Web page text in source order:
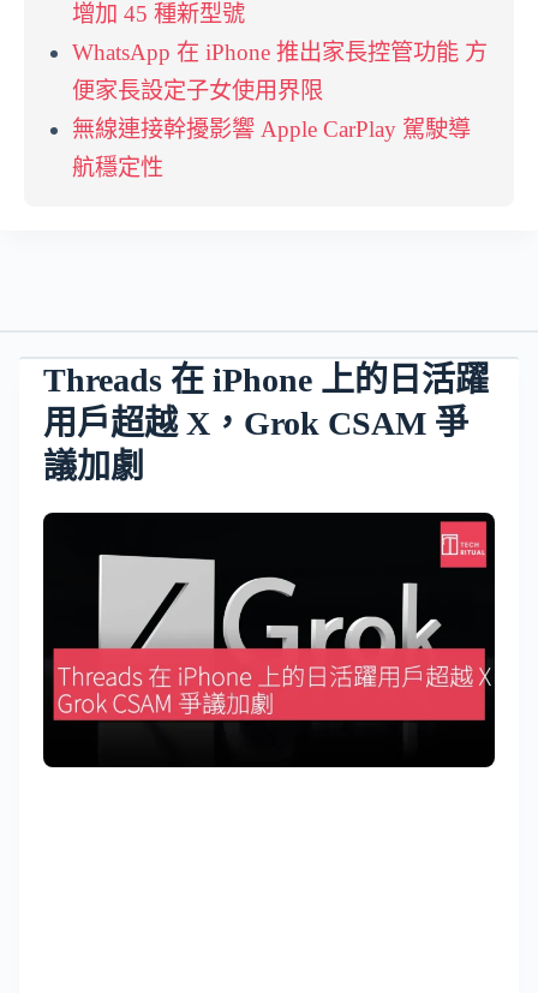
增加 45 種新型號
WhatsApp 在 iPhone 推出家長控管功能 方
便家長設定子女使用界限
無線連接幹擾影響 Apple CarPlay 駕駛導
航穩定性
Threads 在 iPhone 上的日活躍
用戶超越 X，Grok CSAM 爭
議加劇